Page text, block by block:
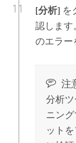
[分析]を
認します
のエラー
注
分析
ニン
ット